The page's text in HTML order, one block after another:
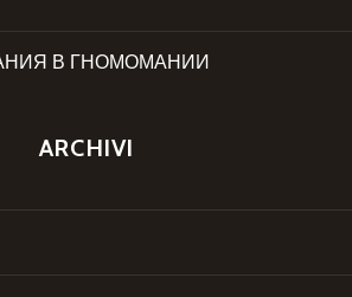
В ГНОМОМАНИИ
ARCHIVI